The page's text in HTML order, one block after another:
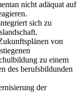
nicht adäquat auf
sich zu
von
zu einem
des berufsbildunden
der